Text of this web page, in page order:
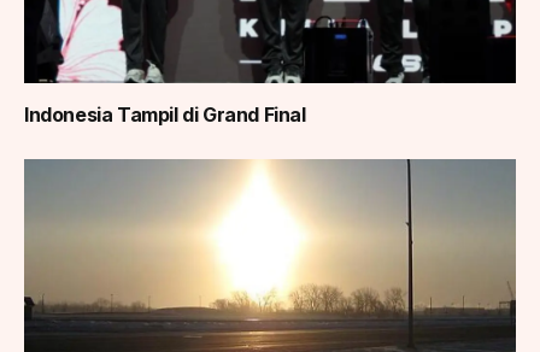
Indonesia Tampil di Grand Final